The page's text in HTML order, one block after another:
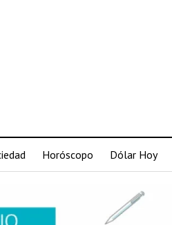
Horóscopo Dólar Hoy